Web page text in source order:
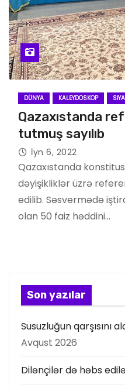
DÜNYA KALEYDOSKOP
Qazaxıstanda
tutmuş sayılıb
İyn 6, 2022
Qazaxıstanda
dəyişikliklər üzrə
edilib. Səsvermədə
olan 50 faiz həddini…
Son yazılar
Susuzluğun qarşısını
Avqust 2026
Dilənçilər də həbs